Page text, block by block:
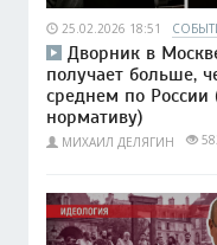
25.02.2026 18:51
Дворник в
получает больше,
среднем по России
нормативу)
МИХАИЛ ДЕЛЯГИН